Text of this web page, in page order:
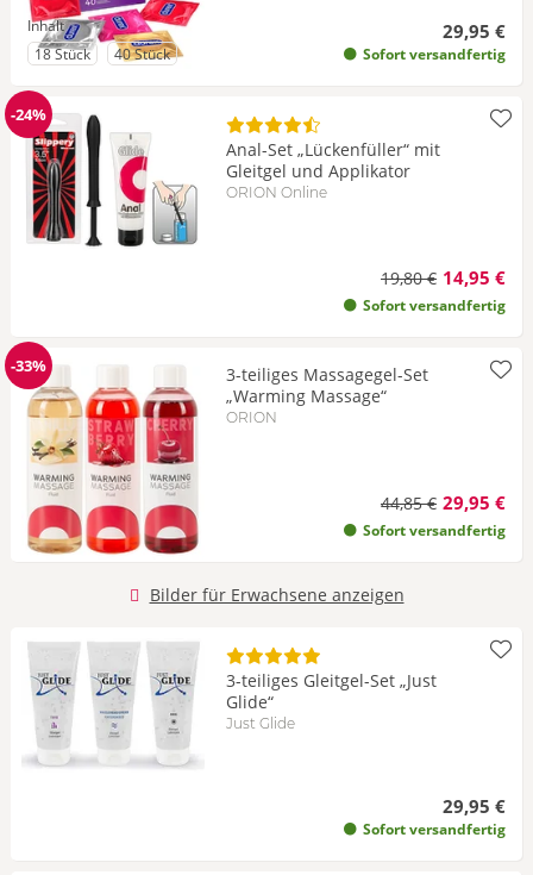
29,95 €
Sofort versandfertig
Inhalt
zu Inhalt
18 Stück zu Inhalt
40 Stück
Reduzierung
-24%
Anal-Set „Lückenfüller“ mit
Gleitgel und Applikator
ORION Online
19,80 € 14,95 €
Sofort versandfertig
Reduzierung
-33%
3-teiliges Massagegel-Set
„Warming Massage“
ORION
44,85 € 29,95 €
Sofort versandfertig
Bilder für Erwachsene anzeigen
3-teiliges Gleitgel-Set „Just
Glide“
Just Glide
29,95 €
Sofort versandfertig